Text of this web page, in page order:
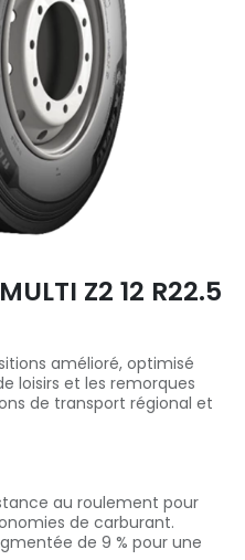
Z2 12 R22.5
amélioré, optimisé
loisirs et les remorques
de transport régional et
au roulement pour
de carburant.
de 9 % pour une